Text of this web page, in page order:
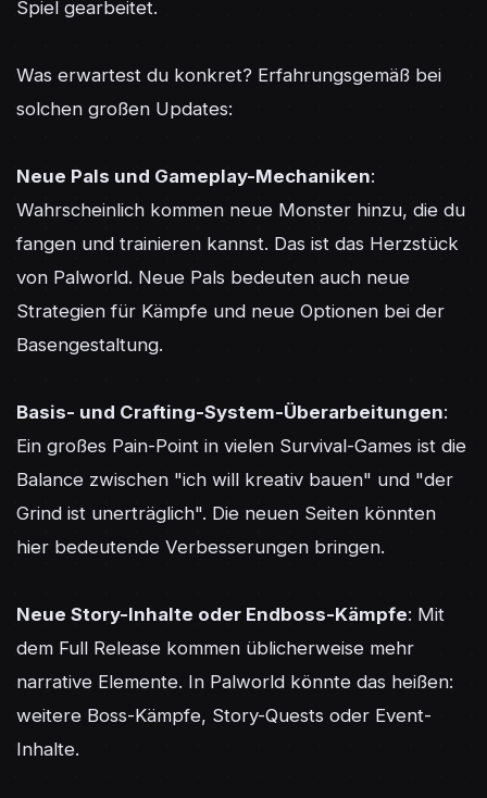
Spiel gearbeitet.
Was erwartest du konkret? Erfahrungsgemäß bei
solchen großen Updates:
Neue Pals und Gameplay-Mechaniken:
Wahrscheinlich kommen neue Monster hinzu, die du
fangen und trainieren kannst. Das ist das Herzstück
von Palworld. Neue Pals bedeuten auch neue
Strategien für Kämpfe und neue Optionen bei der
Basengestaltung.
Basis- und Crafting-System-Überarbeitungen:
Ein großes Pain-Point in vielen Survival-Games ist die
Balance zwischen "ich will kreativ bauen" und "der
Grind ist unerträglich". Die neuen Seiten könnten
hier bedeutende Verbesserungen bringen.
Neue Story-Inhalte oder Endboss-Kämpfe: Mit
dem Full Release kommen üblicherweise mehr
narrative Elemente. In Palworld könnte das heißen:
weitere Boss-Kämpfe, Story-Quests oder Event-
Inhalte.